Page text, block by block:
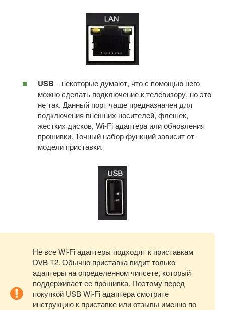
USB – некоторые думают, что с помощью него
можно сделать подключение к телевизору, но это
не так. Данный порт чаще предназначен для
подключения внешних носителей, флешек,
жестких дисков, Wi-Fi адаптера или обновления
прошивки. Точный набор функций зависит от
модели приставки.
Не все Wi-Fi адаптеры подходят к приставкам
DVB-T2. Обычно приставка видит только
адаптеры на определенном чипсете, который
поддерживает ее прошивка. Поэтому перед
покупкой USB Wi-Fi адаптера смотрите
инструкцию к приставке или отзывы именно по